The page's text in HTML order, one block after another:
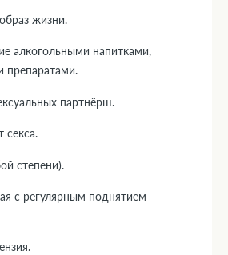
жизни.
алкогольными напитками,
препаратами.
партнёрш.
секса.
степени).
с регулярным поднятием